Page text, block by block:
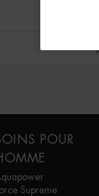
POUR
Supreme